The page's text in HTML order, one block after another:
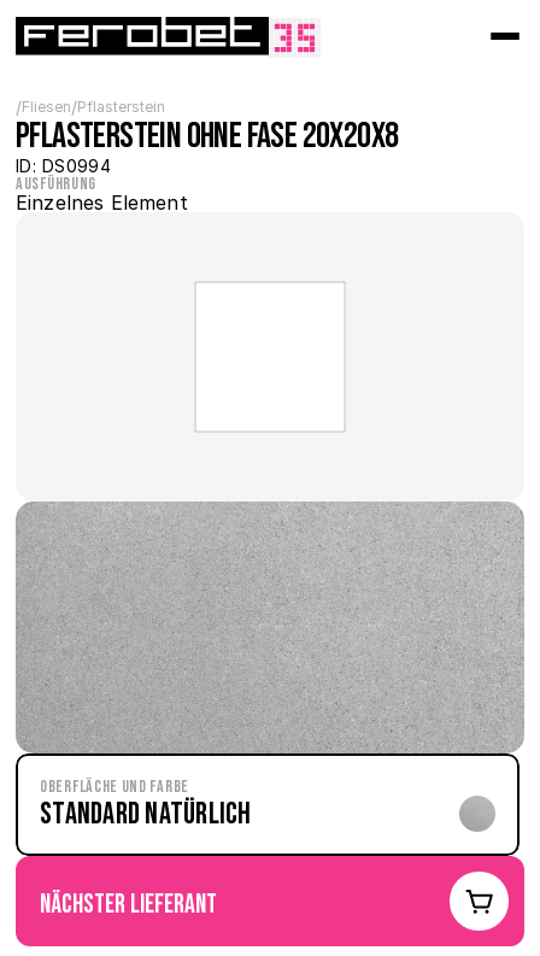
/Fliesen/Pflasterstein
Pflasterstein ohne Fase 20x20x8
ID: DS0994
Ausführung
Einzelnes Element
Oberfläche und Farbe
Standard Natürlich
nächster Lieferant